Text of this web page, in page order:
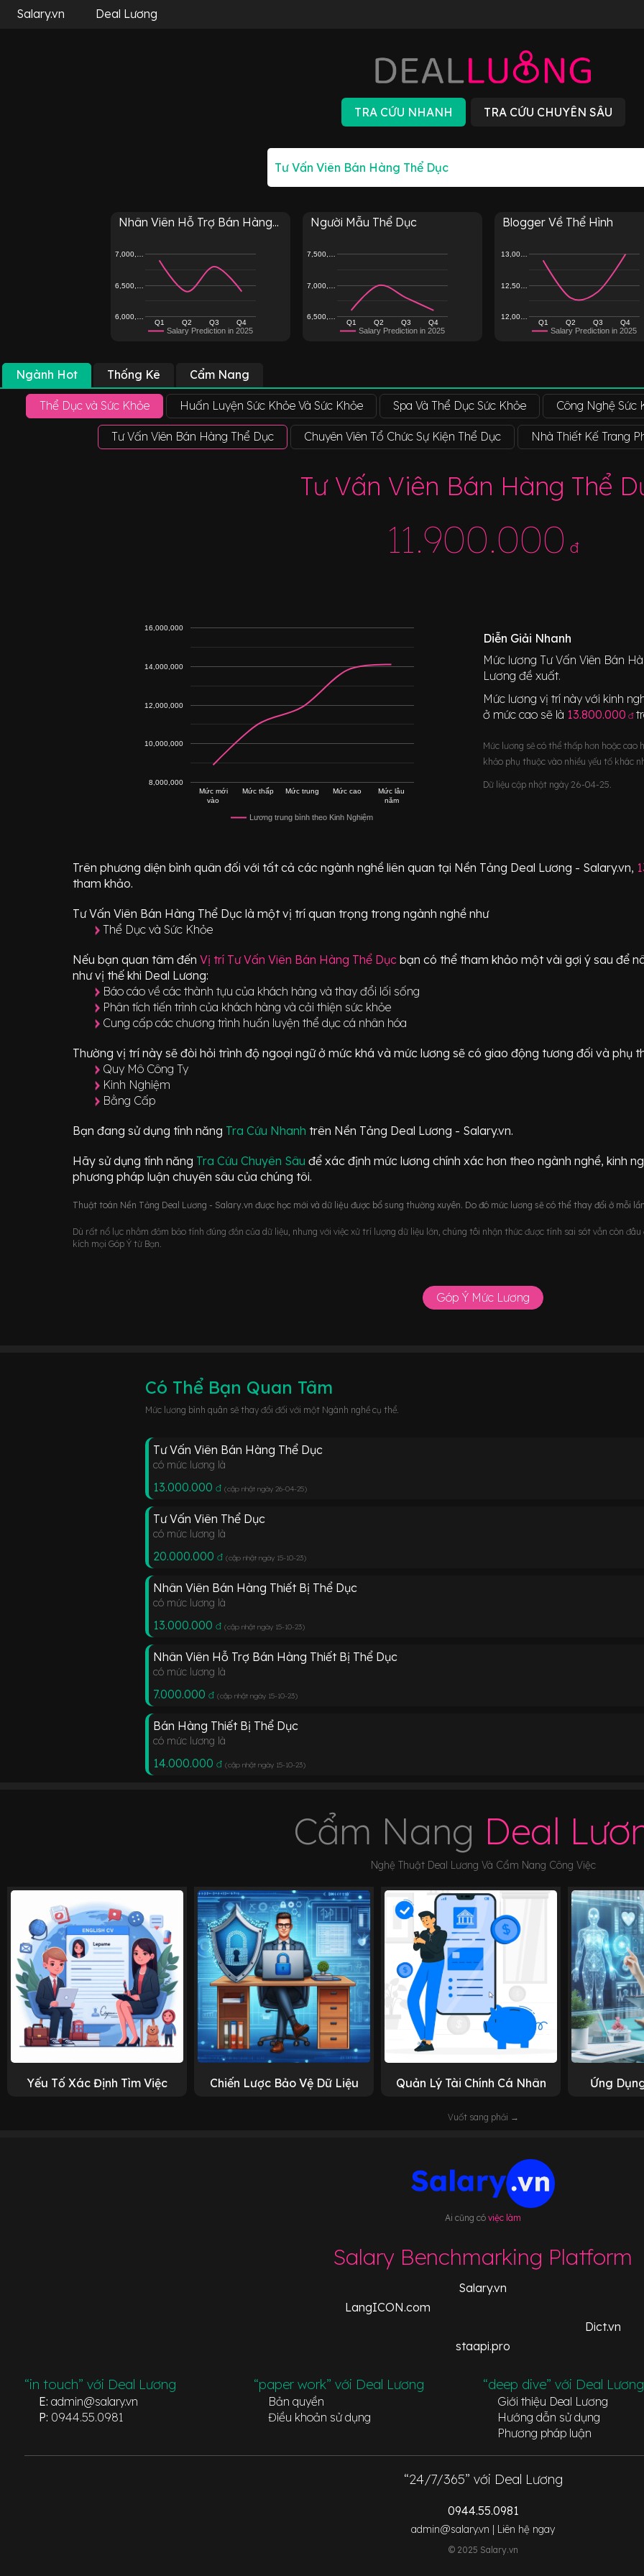
Salary.vn Deal Lương
Nhân Viên Hỗ Trợ Bán Hàng...
Salary Prediction in 2025
Q1 Q2 Q3 Q4
6,000,…
6,500,…
7,000,…
Người Mẫu Thể Dục
Salary Prediction in 2025
Q1 Q2 Q3 Q4
6,500,…
7,000,…
7,500,…
Blogger Về Thể Hình
Salary Prediction in 2025
Q1 Q2 Q3 Q4
12,00…
12,50…
13,00…
Ngành Hot Thống Kê Cẩm Nang
Thể Dục và Sức Khỏe Huấn Luyện Sức Khỏe Và Sức Khỏe Spa Và Thể Dục Sức Khỏe Công Nghệ Sức
Tư Vấn Viên Bán Hàng Thể Dục Chuyên Viên Tổ Chức Sự Kiện Thể Dục Nhà Thiết Kế Trang
Tư Vấn Viên Bán Hàng Thể
11.900.000 đ
Lương trung bình theo Kinh Nghiệm
Mức mới
vào
Mức thấp Mức trung Mức cao
Mức lâu
năm
8,000,000
10,000,000
12,000,000
14,000,000
16,000,000
Diễn Giải Nhanh
Mức lương Tư Vấn Viên Bán
Lương đề xuất.
Mức lương vị trí này với kinh
ở mức cao sẽ là 13.800.000 đ
Mức lương sẽ có thể thấp hơn hoặc
khảo phụ thuộc vào nhiều yếu tố khác
Dữ liệu cập nhật ngày 26-04-25.
Trên phương diện bình quân đối với tất cả các ngành nghề liên quan tại Nền Tảng Deal Lương - Salary.vn,
tham khảo.
Tư Vấn Viên Bán Hàng Thể Dục là một vị trí quan trọng trong ngành nghề như
Thể Dục và Sức Khỏe
Nếu bạn quan tâm đến Vị trí Tư Vấn Viên Bán Hàng Thể Dụcbạn có thể tham khảo một vài gợi ý sau để
như vị thế khi Deal Lương:
Báo cáo về các thành tựu của khách hàng và thay đổi lối sống
Phân tích tiến trình của khách hàng và cải thiện sức khỏe
Cung cấp các chương trình huấn luyện thể dục cá nhân hóa
Thường vị trí này sẽ đòi hỏi trình độ ngoại ngữ ở mức khá và mức lương sẽ có giao động tương đối và phụ
Quy Mô Công Ty
Kinh Nghiệm
Bằng Cấp
Bạn đang sử dụng tính năng Tra Cứu Nhanh trên Nền Tảng Deal Lương - Salary.vn.
Hãy sử dụng tính năng Tra Cứu Chuyên Sâu để xác định mức lương chính xác hơn theo ngành nghề, kinh
phương pháp luận chuyên sâu của chúng tôi.
Thuật toán Nền Tảng Deal Lương - Salary.vn được học mới và dữ liệu được bổ sung thường xuyên. Do đó mức lương sẽ có thể thay đổi ở mỗi
Dù rất nổ lực nhằm đảm bảo tính đúng đắn của dữ liệu, nhưng với việc xử trí lượng dữ liệu lớn, chúng tôi nhận thức được tính sai sót vẫn còn
kích mọi Góp Ý từ Bạn.
Góp Ý Mức Lương
Có Thể Bạn Quan Tâm
Mức lương bình quân sẽ thay đổi đối với một Ngành nghề cụ thể.
Tư Vấn Viên Bán Hàng Thể Dục
có mức lương là
13.000.000 đ (cập nhật ngày 26-04-25)
Tư Vấn Viên Thể Dục
có mức lương là
20.000.000 đ (cập nhật ngày 15-10-23)
Nhân Viên Bán Hàng Thiết Bị Thể Dục
có mức lương là
13.000.000 đ (cập nhật ngày 15-10-23)
Nhân Viên Hỗ Trợ Bán Hàng Thiết Bị Thể Dục
có mức lương là
7.000.000 đ (cập nhật ngày 15-10-23)
Bán Hàng Thiết Bị Thể Dục
có mức lương là
14.000.000 đ (cập nhật ngày 15-10-23)
Cẩm Nang Deal
Nghệ Thuật Deal Lương Và Cẩm Nang Công Việc
Yếu Tố Xác Định Tìm Việc Chiến Lược Bảo Vệ Dữ Liệu Quản Lý Tài Chính Cá Nhân Ứng
Vuốt sang phải →
Ai cũng cóviệc làm
Salary Benchmarking Platform
Salary.vn
LangICON.com
Dict.vn
staapi.pro
“in touch” với Deal Lương
E: admin@salary.vn
P: 0944.55.0981
“paper work” với Deal Lương
Bản quyền
Điều khoản sử dụng
“deep dive” với Deal Lương
Giới thiệu Deal Lương
Hướng dẫn sử dụng
Phương pháp luận
“24/7/365” với Deal Lương
0944.55.0981
admin@salary.vn | Liên hệ ngay
© 2025 Salary.vn